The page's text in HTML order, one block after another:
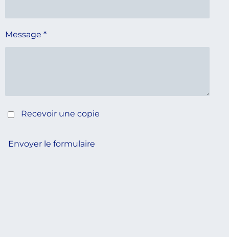
Message *
Recevoir une copie
Envoyer le formulaire